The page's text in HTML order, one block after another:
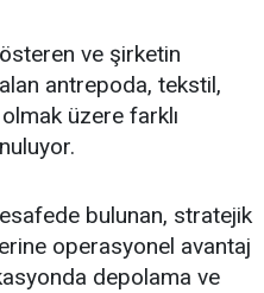
ve şirketin
antrepoda, tekstil,
üzere farklı
bulunan, stratejik
operasyonel avantaj
depolama ve